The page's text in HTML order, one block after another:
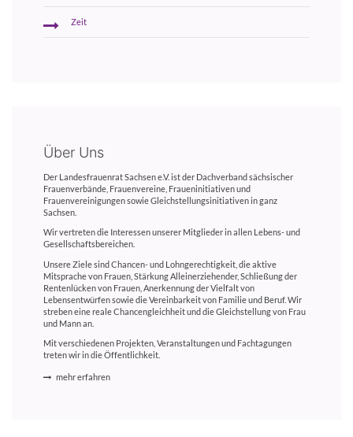
Zeit
Über Uns
Der Landesfrauenrat Sachsen e.V. ist der Dachverband sächsischer
Frauenverbände, Frauenvereine, Fraueninitiativen und
Frauenvereinigungen sowie Gleichstellungsinitiativen in ganz
Sachsen.
Wir vertreten die Interessen unserer Mitglieder in allen Lebens- und
Gesellschaftsbereichen.
Unsere Ziele sind Chancen- und Lohngerechtigkeit, die aktive
Mitsprache von Frauen, Stärkung Alleinerziehender, Schließung der
Rentenlücken von Frauen, Anerkennung der Vielfalt von
Lebensentwürfen sowie die Vereinbarkeit von Familie und Beruf. Wir
streben eine reale Chancengleichheit und die Gleichstellung von Frau
und Mann an.
Mit verschiedenen Projekten, Veranstaltungen und Fachtagungen
treten wir in die Öffentlichkeit.
mehr erfahren